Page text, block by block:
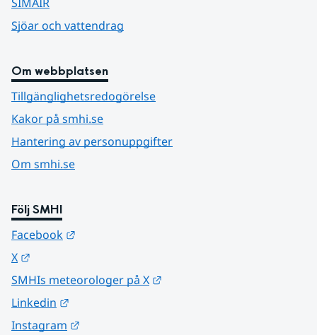
SIMAIR
Sjöar och vattendrag
Om webbplatsen
Tillgänglighetsredogörelse
Kakor på smhi.se
Hantering av personuppgifter
Om smhi.se
Följ SMHI
Facebook
X
SMHIs meteorologer på X
Linkedin
Instagram